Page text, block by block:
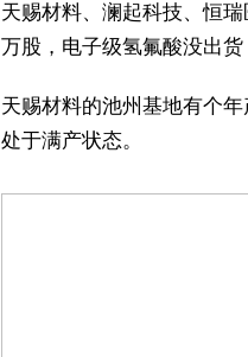
天赐材料、澜起科技、恒
万股，电子级氢氟酸没出
天赐材料的池州基地有个
处于满产状态。